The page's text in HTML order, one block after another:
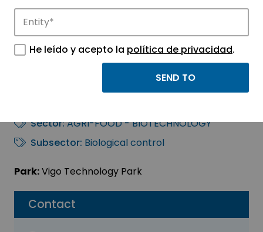
Contact
PROPLANTAE
SANIDAD VEGETAL SL
Sector:AGRI-FOOD - BIOTECHNOLOGY
Subsector: Biological control
Park:Vigo Technology Park
He leído y acepto la política de privacidad.